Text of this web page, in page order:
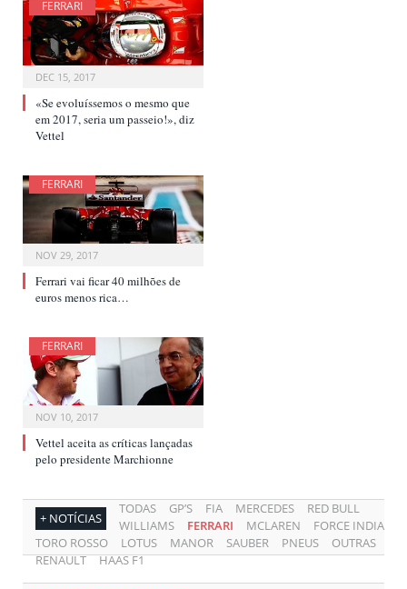
FERRARI
DEC 15, 2017
«Se evoluíssemos o mesmo que
em 2017, seria um passeio!», diz
Vettel
FERRARI
NOV 29, 2017
Ferrari vai ficar 40 milhões de
euros menos rica…
FERRARI
NOV 10, 2017
Vettel aceita as críticas lançadas
pelo presidente Marchionne
+ NOTÍCIAS
TODAS GP’S FIA MERCEDES
RED BULL
WILLIAMS
FERRARI MCLAREN
FORCE INDIA
TORO ROSSO
LOTUS MANOR SAUBER PNEUS
OUTRAS
RENAULT
HAAS F1